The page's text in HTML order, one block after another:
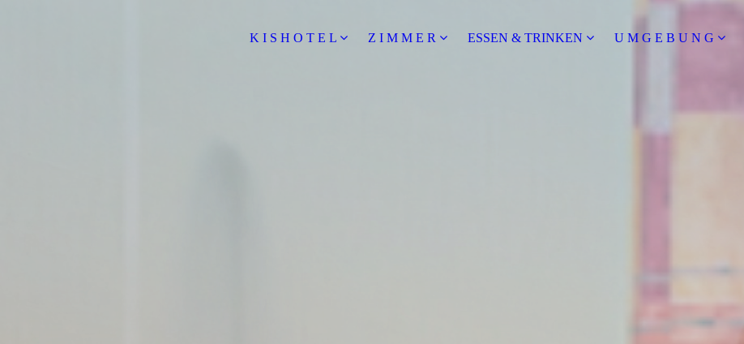
K I S H O T E L Z I M M E R ESSEN & TRINKEN U M G E B U N G